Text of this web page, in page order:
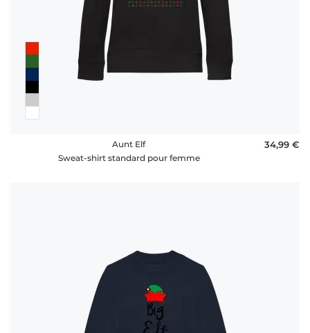
Aunt Elf
Sweat-shirt standard pour femme
34,99 €